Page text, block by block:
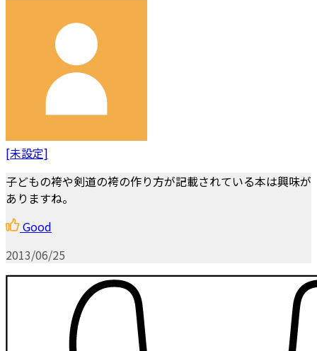
[未設定]
子どもの袴や剣道の袴の作り方が記載されている本は興味が
ありますね。
Good
2013/06/25